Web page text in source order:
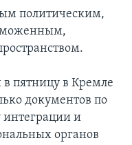
политическим,
в пятницу в Кремле
документов по
интеграции и
органов